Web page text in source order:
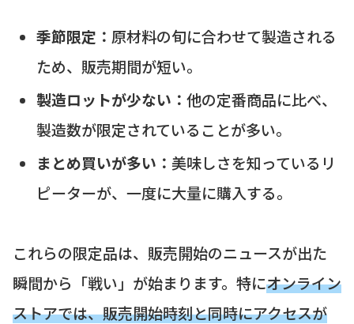
季節限定： 原材料の旬に合わせて製造される
ため、販売期間が短い。
製造ロットが少ない： 他の定番商品に比べ、
製造数が限定されていることが多い。
まとめ買いが多い： 美味しさを知っているリ
ピーターが、一度に大量に購入する。
これらの限定品は、販売開始のニュースが出た
瞬間から「戦い」が始まります。特にオンライン
ストアでは、販売開始時刻と同時にアクセスが